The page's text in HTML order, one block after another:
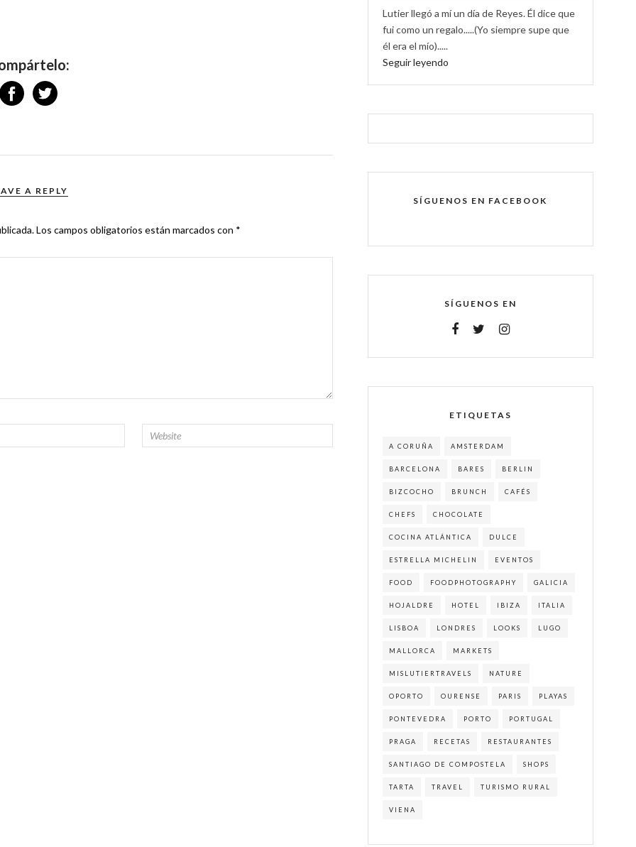
A REPLY
Los campos obligatorios están marcados con *
Lutier llegó a mí un día de Reyes. Él dice que
fui como un regalo.....(Yo siempre supe que
él era el mío).....
Seguir leyendo
SÍGUENOS EN FACEBOOK
SÍGUENOS EN
ETIQUETAS
A CORUÑA AMSTERDAM
BARCELONA BARES BERLIN
BIZCOCHO BRUNCH CAFÉS
CHEFS CHOCOLATE
COCINA ATLÁNTICA DULCE
ESTRELLA MICHELIN EVENTOS
FOOD FOODPHOTOGRAPHY GALICIA
HOJALDRE HOTEL IBIZA ITALIA
LISBOA LONDRES LOOKS LUGO
MALLORCA MARKETS
MISLUTIERTRAVELS NATURE
OPORTO OURENSE PARIS PLAYAS
PONTEVEDRA PORTO PORTUGAL
PRAGA RECETAS RESTAURANTES
SANTIAGO DE COMPOSTELA SHOPS
TARTA TRAVEL TURISMO RURAL
VIENA